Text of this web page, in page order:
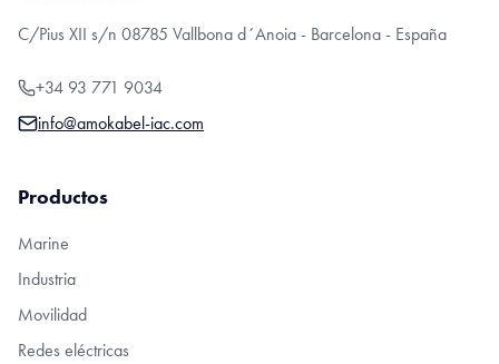
C/Pius XII s/n 08785 Vallbona d´Anoia - Barcelona - España
+34 93 771 9034
info@amokabel-iac.com
Productos
Marine
Industria
Movilidad
Redes eléctricas